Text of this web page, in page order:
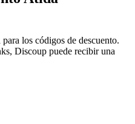
los códigos de descuento.
Discoup puede recibir una